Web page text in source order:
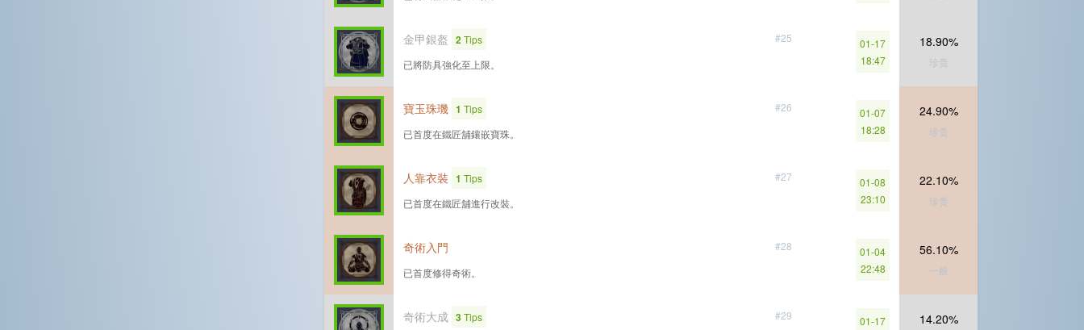
#25
金甲銀盔 2Tips
已將防具強化至上限。
01-17
18:47
18.90%
珍贵
#26
寶玉珠璣 1 Tips
已首度在鐵匠舖鑲嵌寶珠。
01-07
18:28
24.90%
珍贵
#27
人靠衣裝 1 Tips
已首度在鐵匠舖進行改裝。
01-08
23:10
22.10%
珍贵
#28
奇術入門
已首度修得奇術。
01-04
22:48
56.10%
一般
#29
奇術大成 3Tips
01-17
14.20%